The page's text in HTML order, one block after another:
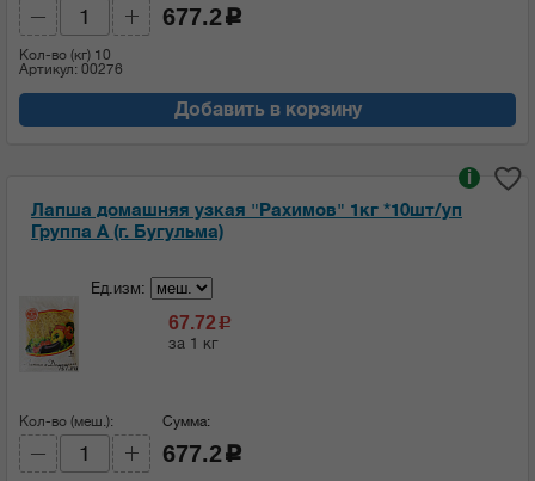
Кол-во (кг) 10
Артикул: 00276
677.2 c
Добавить в корзину
Лапша домашняя узкая "Рахимов" 1кг *10шт/уп
Группа А (г. Бугульма)
i
Ед.изм:
67.72 c
за 1 кг
Кол-во (меш.): Сумма:
677.2 c